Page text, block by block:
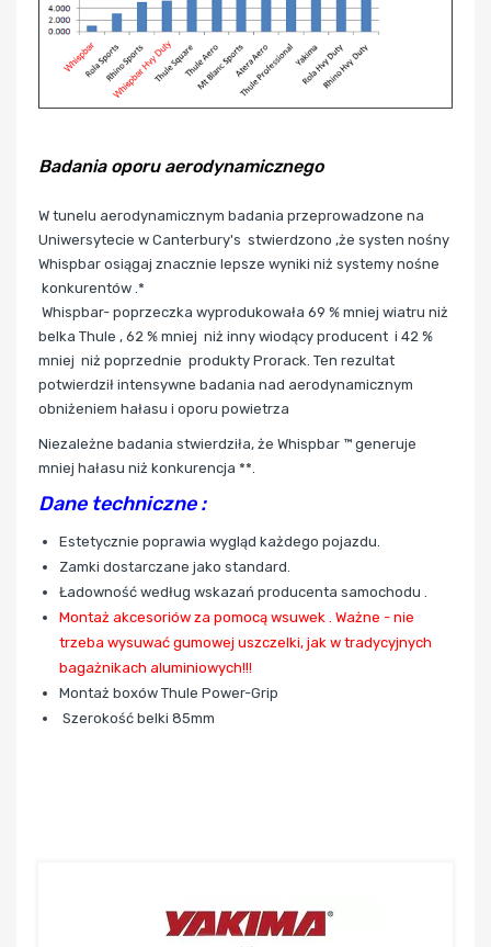
Badania oporu aerodynamicznego
W tunelu aerodynamicznym badania przeprowadzone na
Uniwersytecie w Canterbury's stwierdzono ,że systen nośny
Whispbar osiągaj znacznie lepsze wyniki niż systemy nośne
konkurentów .*
Whispbar- poprzeczka wyprodukowała 69 % mniej wiatru niż
belka Thule , 62 % mniej niż inny wiodący producent i 42 %
mniej niż poprzednie produkty Prorack. Ten rezultat
potwierdził intensywne badania nad aerodynamicznym
obniżeniem hałasu i oporu powietrza
Niezależne badania stwierdziła, że Whispbar ™ generuje
mniej hałasu niż konkurencja **.
Dane techniczne :
Estetycznie poprawia wygląd każdego pojazdu.
Zamki dostarczane jako standard.
Ładowność według wskazań producenta samochodu .
Montaż akcesoriów za pomocą wsuwek . Ważne - nie
trzeba wysuwać gumowej uszczelki, jak w tradycyjnych
bagażnikach aluminiowych!!!
Montaż boxów Thule Power-Grip
Szerokość belki 85mm